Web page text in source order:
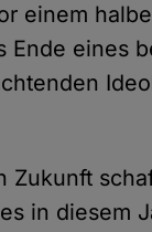
einem
Ende eines
Zukunft
in diesem